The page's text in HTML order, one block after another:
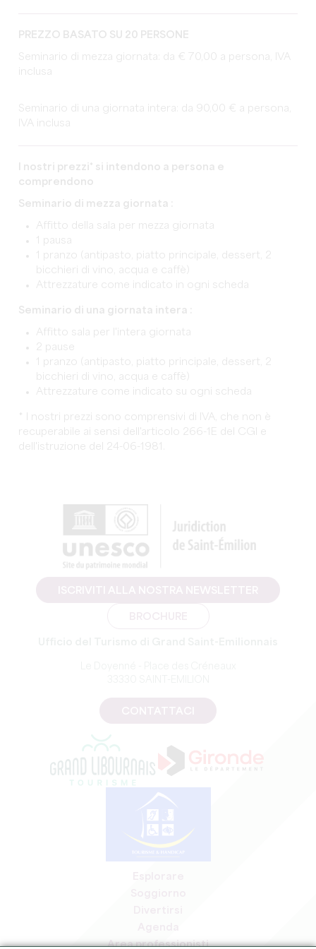
PREZZO BASATO SU 20 PERSONE
Seminario di mezza giornata: da € 70,00 a persona, IVA
inclusa
Seminario di una giornata intera: da 90,00 € a persona,
IVA inclusa
I nostri prezzi* si intendono a persona e
comprendono
Seminario di mezza giornata :
Affitto della sala per mezza giornata
1 pausa
1 pranzo (antipasto, piatto principale, dessert, 2
bicchieri di vino, acqua e caffè)
Attrezzature come indicato in ogni scheda
Seminario di una giornata intera :
Affitto sala per l'intera giornata
2 pause
1 pranzo (antipasto, piatto principale, dessert, 2
bicchieri di vino, acqua e caffè)
Attrezzature come indicato su ogni scheda
* I nostri prezzi sono comprensivi di IVA, che non è
recuperabile ai sensi dell'articolo 266-1E del CGI e
dell'istruzione del 24-06-1981.
Area professionisti